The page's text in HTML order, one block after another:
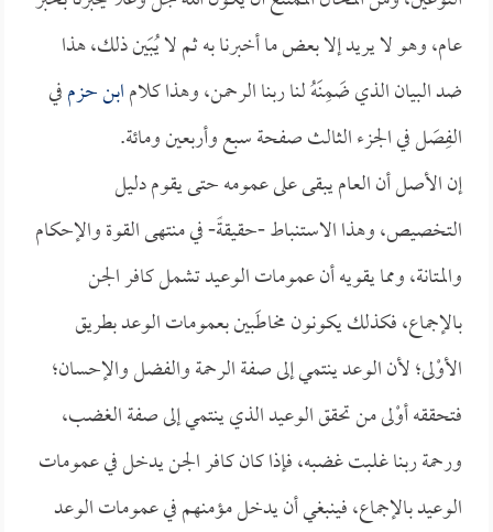
عام، وهو لا يريد إلا بعض ما أخبرنا به ثم لا يُبَين ذلك، هذا
ضد البيان الذي ضَمِنَهُ لنا ربنا الرحمن، وهذا كلامابن حزمفي
الفِصَل في الجزء الثالث صفحة سبع وأربعين ومائة.
إن الأصل أن العام يبقى على عمومه حتى يقوم دليل
التخصيص، وهذا الاستنباط -حقيقةً- في منتهى القوة والإحكام
والمتانة، ومما يقويه أن عمومات الوعيد تشمل كافر الجن
بالإجماع، فكذلك يكونون مخاطَبين بعمومات الوعد بطريق
الأوْلى؛ لأن الوعد ينتمي إلى صفة الرحمة والفضل والإحسان؛
فتحققه أوْلى من تحقق الوعيد الذي ينتمي إلى صفة الغضب،
ورحمة ربنا غلبت غضبه، فإذا كان كافر الجن يدخل في عمومات
الوعيد بالإجماع، فينبغي أن يدخل مؤمنهم في عمومات الوعد